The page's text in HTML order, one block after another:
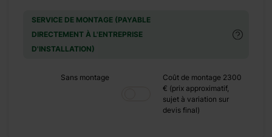
SERVICE DE MONTAGE (PAYABLE
DIRECTEMENT À L'ENTREPRISE
D'INSTALLATION)
Sans montage
Coût de montage 2300
€ (prix approximatif,
sujet à variation sur
devis final)
+ 500 €